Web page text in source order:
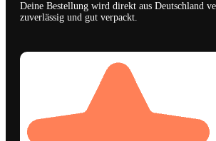
Deine Bestellung wird direkt aus Deutschland
zuverlässig und gut verpackt.